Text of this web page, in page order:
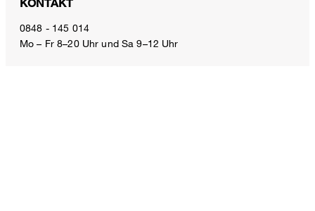
CHF 149.00
inkl. MwSt
44
KONTAKT
0848 - 145 014
Mo – Fr 8–20 Uhr und Sa 9–12 Uhr